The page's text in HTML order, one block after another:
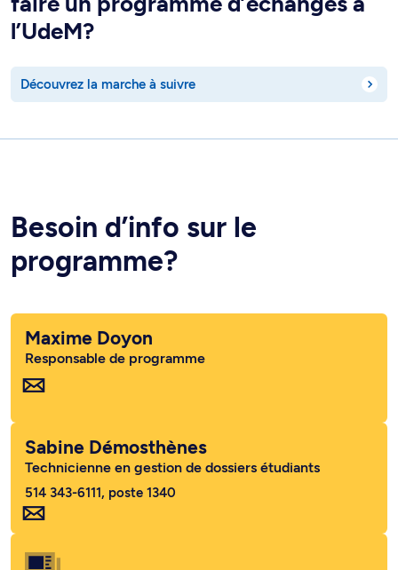
l’UdeM?
Découvrez la marche à suivre
Besoin d’info sur le
programme?
Maxime Doyon
Responsable de programme
Sabine Démosthènes
Technicienne en gestion de dossiers étudiants
514 343-6111, poste 1340